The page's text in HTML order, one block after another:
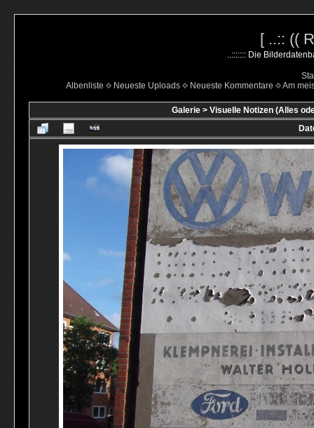
[ ..:: ((
..::::::: Die
Albenliste
Neueste Uploads Neueste Kommentare Am
Galerie> Visuelle Notizen (Alles